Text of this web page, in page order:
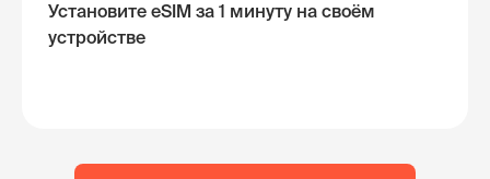
Установите eSIM за 1 минуту на своём
устройстве